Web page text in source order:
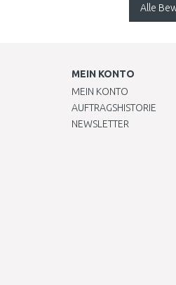
Alle
MEIN KONTO
MEIN KONTO
AUFTRAGSHISTORIE
NEWSLETTER